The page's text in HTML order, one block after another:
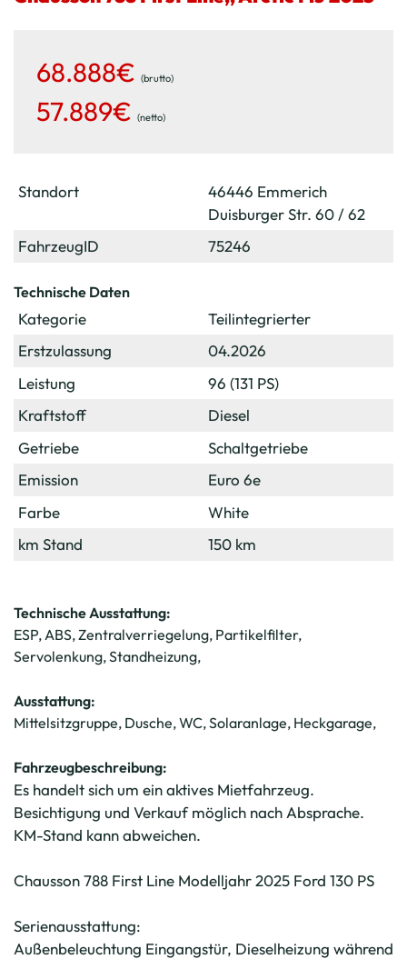
68.888€ (brutto)
57.889€ (netto)
Standort
FahrzeugID
46446 Emmerich
Duisburger Str. 60 / 62
75246
Technische Daten
Kategorie
Erstzulassung
Leistung
Kraftstoff
Getriebe
Emission
Farbe
km Stand
Teilintegrierter
04.2026
96 (131 PS)
Diesel
Schaltgetriebe
Euro 6e
White
150 km
Technische Ausstattung:
ESP, ABS, Zentralverriegelung, Partikelfilter,
Servolenkung, Standheizung,
Ausstattung:
Mittelsitzgruppe, Dusche, WC, Solaranlage, Heckgarage,
Fahrzeugbeschreibung:
Es handelt sich um ein aktives Mietfahrzeug.
Besichtigung und Verkauf möglich nach Absprache.
KM-Stand kann abweichen.
Chausson 788 First Line Modelljahr 2025 Ford 130 PS
Serienausstattung:
Außenbeleuchtung Eingangstür, Dieselheizung während